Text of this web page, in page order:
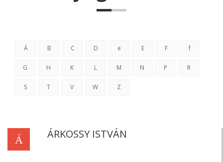
Á B C D e E F f
G H K L M N P R
S T V W Z
Á ÁRKOSSY ISTVÁN